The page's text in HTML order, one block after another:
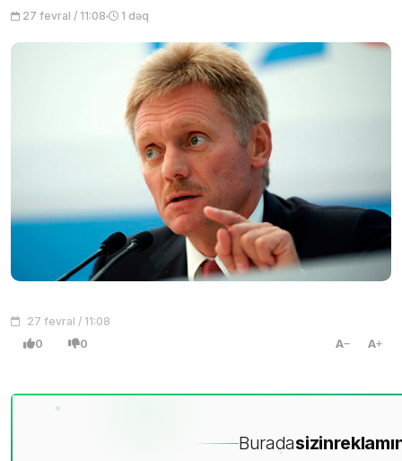
27 fevral / 11:08 1 dəq
27 fevral / 11:08
0 0 A A
Buradasizin